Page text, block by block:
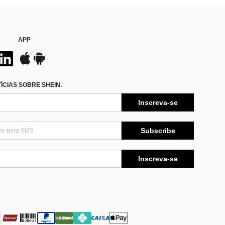
APP
SOBRE SHEIN.
Inscreva-se
Subscribe
Inscreva-se